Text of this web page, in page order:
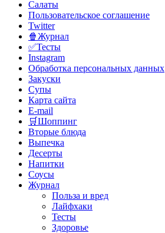
Салаты
Пользовательское соглашение
Twitter
🍿Журнал
✅Тесты
Instagram
Обработка персональных данных
Закуски
Супы
Карта сайта
E-mail
🛒Шоппинг
Вторые блюда
Выпечка
Десерты
Напитки
Соусы
Журнал
Польза и вред
Лайфхаки
Тесты
Здоровье